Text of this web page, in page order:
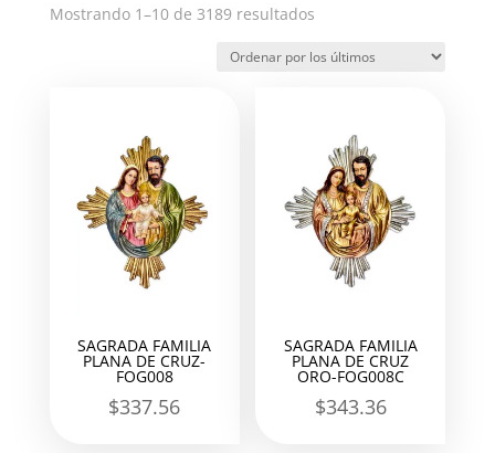
Mostrando 1–10 de 3189 resultadosOrdenado
los
SAGRADA FAMILIA
PLANA DE CRUZ-
FOG008
$337.56
SAGRADA FAMILIA
PLANA DE CRUZ
ORO-FOG008C
$343.36